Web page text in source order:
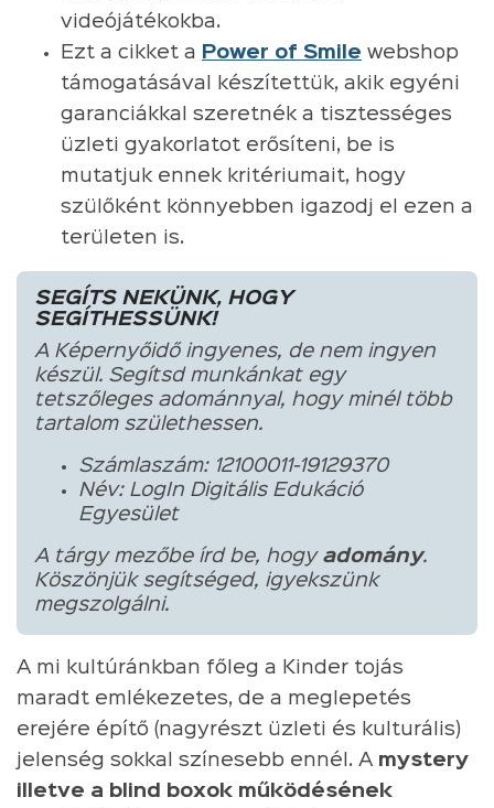
videójátékokba.
Ezt a cikket a Power of Smile webshop
támogatásával készítettük, akik egyéni
garanciákkal szeretnék a tisztességes
üzleti gyakorlatot erősíteni, be is
mutatjuk ennek kritériumait, hogy
szülőként könnyebben igazodj el ezen a
területen is.
SEGÍTS NEKÜNK, HOGY
SEGÍTHESSÜNK!
A Képernyőidő ingyenes, de nem ingyen
készül. Segítsd munkánkat egy
tetszőleges adománnyal, hogy minél több
tartalom születhessen.
Számlaszám: 12100011-19129370
Név: LogIn Digitális Edukáció
Egyesület
A tárgy mezőbe írd be, hogy adomány.
Köszönjük segítséged, igyekszünk
megszolgálni.
A mi kultúránkban főleg a Kinder tojás
maradt emlékezetes, de a meglepetés
erejére építő (nagyrészt üzleti és kulturális)
jelenség sokkal színesebb ennél. A mystery
illetve a blind boxok működésének